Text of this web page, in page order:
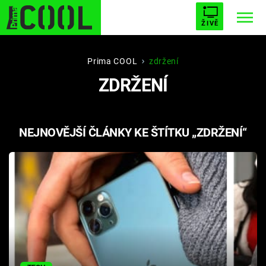
ŽIVĚ
STARHOUSE BUFFY, PŘEMOŽITELKA UPÍRŮ
PLNEJ KOTEL AVENGERS 5
Témata
Filmy
Seriály
Hry
Prima COOL zdržení
ZDRŽENÍ
NEJNOVĚJŠÍ ČLÁNKY KE ŠTÍTKU „ZDRŽENÍ“